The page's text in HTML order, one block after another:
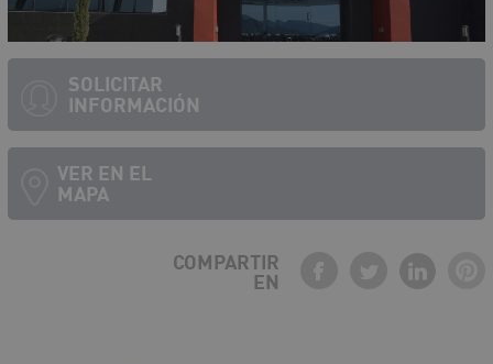
SOLICITAR
INFORMACIÓN
VER EN EL
MAPA
COMPARTIR
EN